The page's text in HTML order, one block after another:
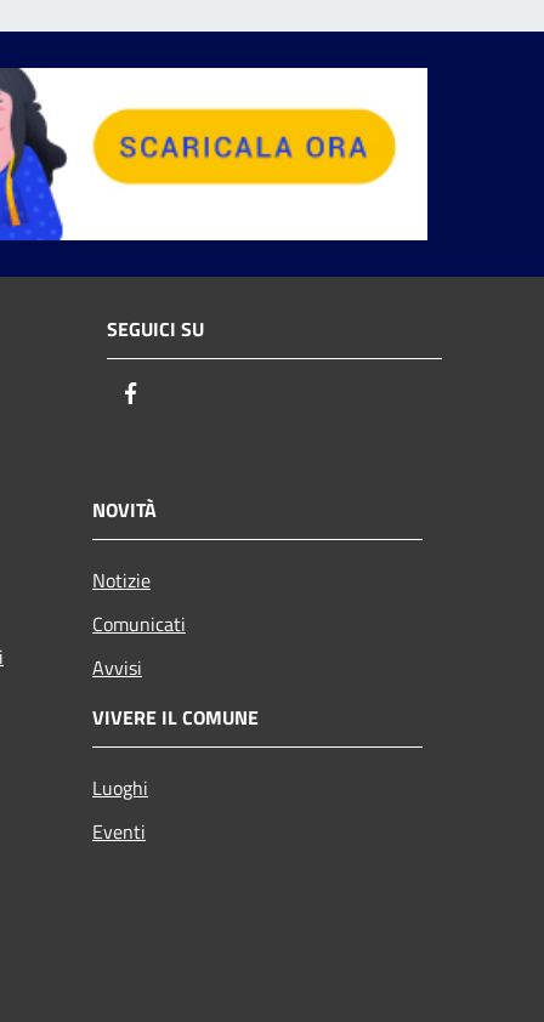
SEGUICI SU
NOVITÀ
Notizie
Comunicati
Avvisi
VIVERE IL COMUNE
Luoghi
Eventi